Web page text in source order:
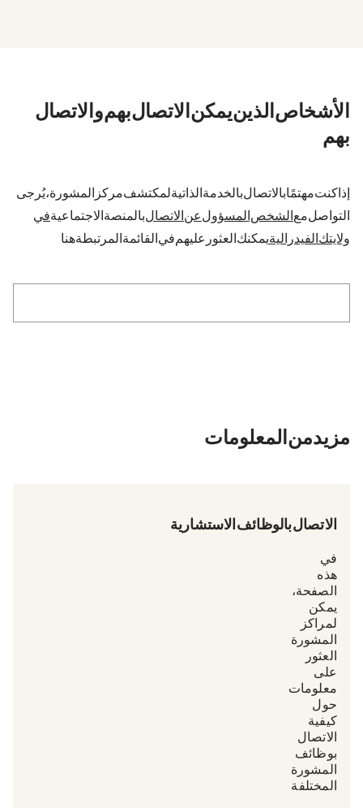
5. الأشخاص الذين يمكن الاتصال بهم والاتصال
بهم
إذا كنت مهتمًا بالاتصال بالخدمة الذاتية لمكتشف مركز المشورة، يُرجى
التواصل معالشخص المسؤول عن الاتصالبالمنصة الاجتماعيةفي
ولايتك الفيدرالية.يمكنك العثور عليهم في القائمة المرتبطة هنا:
مزيد من المعلومات
الاتصال بالوظائف الاستشارية
في
هذه
الصفحة،
يمكن
لمراكز
المشورة
العثور
على
معلومات
حول
كيفية
الاتصال
بوظائف
المشورة
المختلفة.